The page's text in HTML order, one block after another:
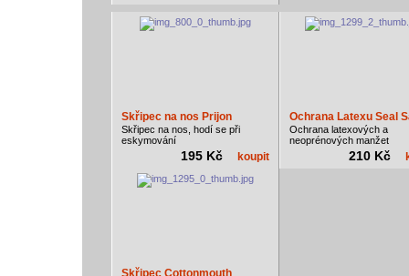
Skřipec na nos Prijon
Skřipec na nos, hodí se při
eskymování
195 Kč koupit
Ochrana Latexu Seal
Ochrana latexových a
neoprénových manžet
210 Kč
Skřipec Cottonmouth